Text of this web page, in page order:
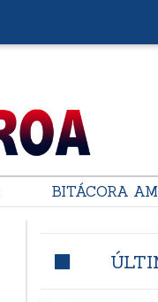
BITÁCORA